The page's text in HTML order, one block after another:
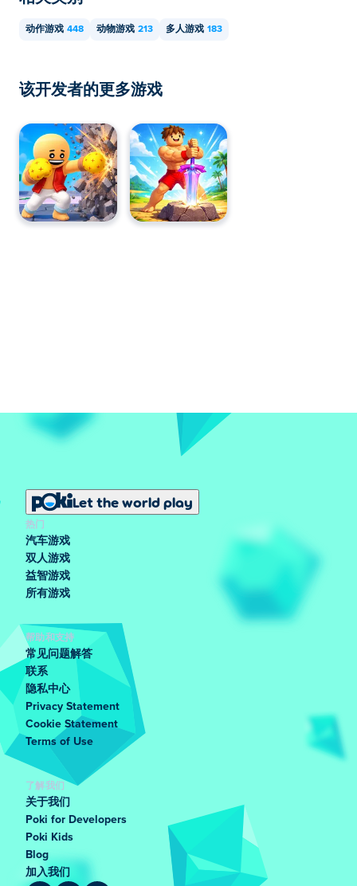
动作游戏 448 动物游戏 213 多人游戏 183
该开发者的更多游戏
Let the world play
热门
汽车游戏
双人游戏
益智游戏
所有游戏
帮助和支持
常见问题解答
联系
隐私中心
Privacy Statement
Cookie Statement
Terms of Use
了解我们
关于我们
Poki for Developers
Poki Kids
Blog
加入我们